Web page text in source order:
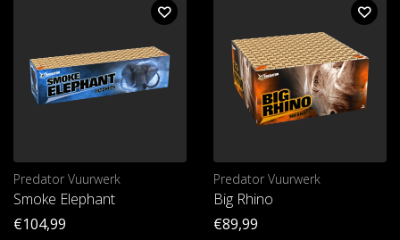
Predator Vuurwerk
Smoke Elephant
€104,99
Predator Vuurwerk
Big Rhino
€89,99